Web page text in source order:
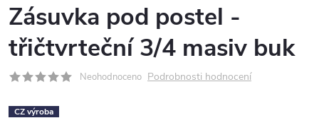
Zásuvka pod postel -
třičtvrteční 3/4 masiv buk
Neohodnoceno Podrobnosti hodnocení
CZ výroba